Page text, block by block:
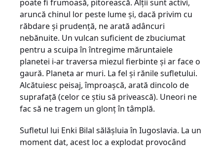
poate fi frumoasă, pitorească. Alții sunt activi,
aruncă chinul lor peste lume și, dacă privim cu
răbdare și prudență, ne arată adâncuri
nebănuite. Un vulcan suficient de zbuciumat
pentru a scuipa în întregime măruntaiele
planetei i-ar traversa miezul fierbinte și ar face o
gaură. Planeta ar muri. La fel și rănile sufletului.
Alcătuiesc peisaj, împroașcă, arată dincolo de
suprafață (celor ce știu să privească). Uneori ne
fac să ne tragem un glonț în tâmplă.
Sufletul lui Enki Bilal sălășluia în Iugoslavia. La un
moment dat, acest loc a explodat provocând